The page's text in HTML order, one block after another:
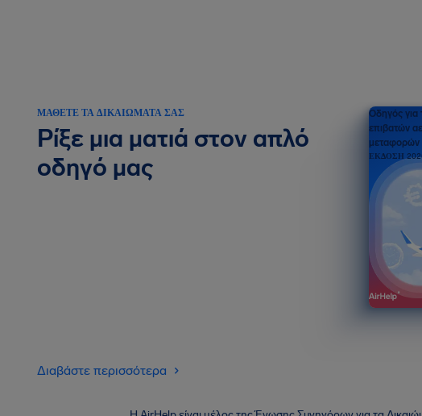
ΜΆΘΕΤΕ ΤΑ ΔΙΚΑΙΏΜΑΤΆ ΣΑΣ
Ρίξε μια ματιά στον απλό
οδηγό μας
Διαβάστε περισσότερα
Οδηγός για
επιβατών
μεταφορών
ΕΚΔΟΣΗ